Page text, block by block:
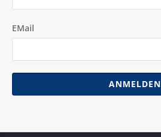
EMail
ANMELDEN